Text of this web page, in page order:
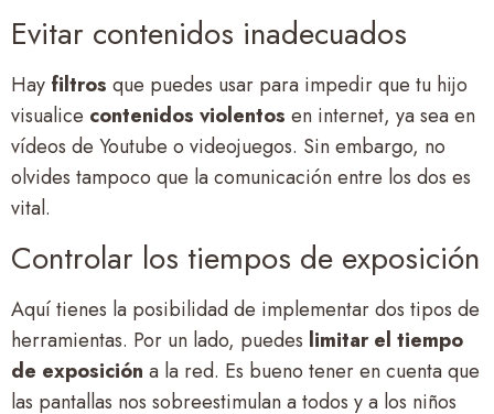
Evitar contenidos inadecuados
Hay filtros que puedes usar para impedir que tu hijo
visualice contenidos violentos en internet, ya sea en
vídeos de Youtube o videojuegos. Sin embargo, no
olvides tampoco que la comunicación entre los dos es
vital.
Controlar los tiempos de exposición
Aquí tienes la posibilidad de implementar dos tipos de
herramientas. Por un lado, puedes limitar el tiempo
de exposición a la red. Es bueno tener en cuenta que
las pantallas nos sobreestimulan a todos y a los niños